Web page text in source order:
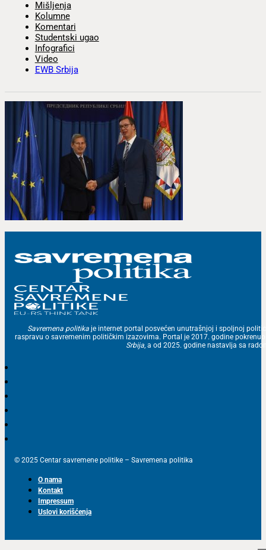
Mišljenja
Kolumne
Komentari
Studentski ugao
Infografici
Video
EWB Srbija
Savremena politika je internet portal posvećen unutrašnjoj i spoljnoj
raspravu o savremenim političkim izazovima. Portal je 2017. godine
Srbija, a od 2025. godine nastavlja sa
© 2025 Centar savremene politike – Savremena politika
O nama
Kontakt
Impressum
Uslovi korišćenja